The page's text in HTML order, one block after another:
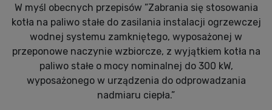
W myśl obecnych przepisów ”Zabrania się stosowania
kotła na paliwo stałe do zasilania instalacji ogrzewczej
wodnej systemu zamkniętego, wyposażonej w
przeponowe naczynie wzbiorcze, z wyjątkiem kotła na
paliwo stałe o mocy nominalnej do 300 kW,
wyposażonego w urządzenia do odprowadzania
nadmiaru ciepła.”